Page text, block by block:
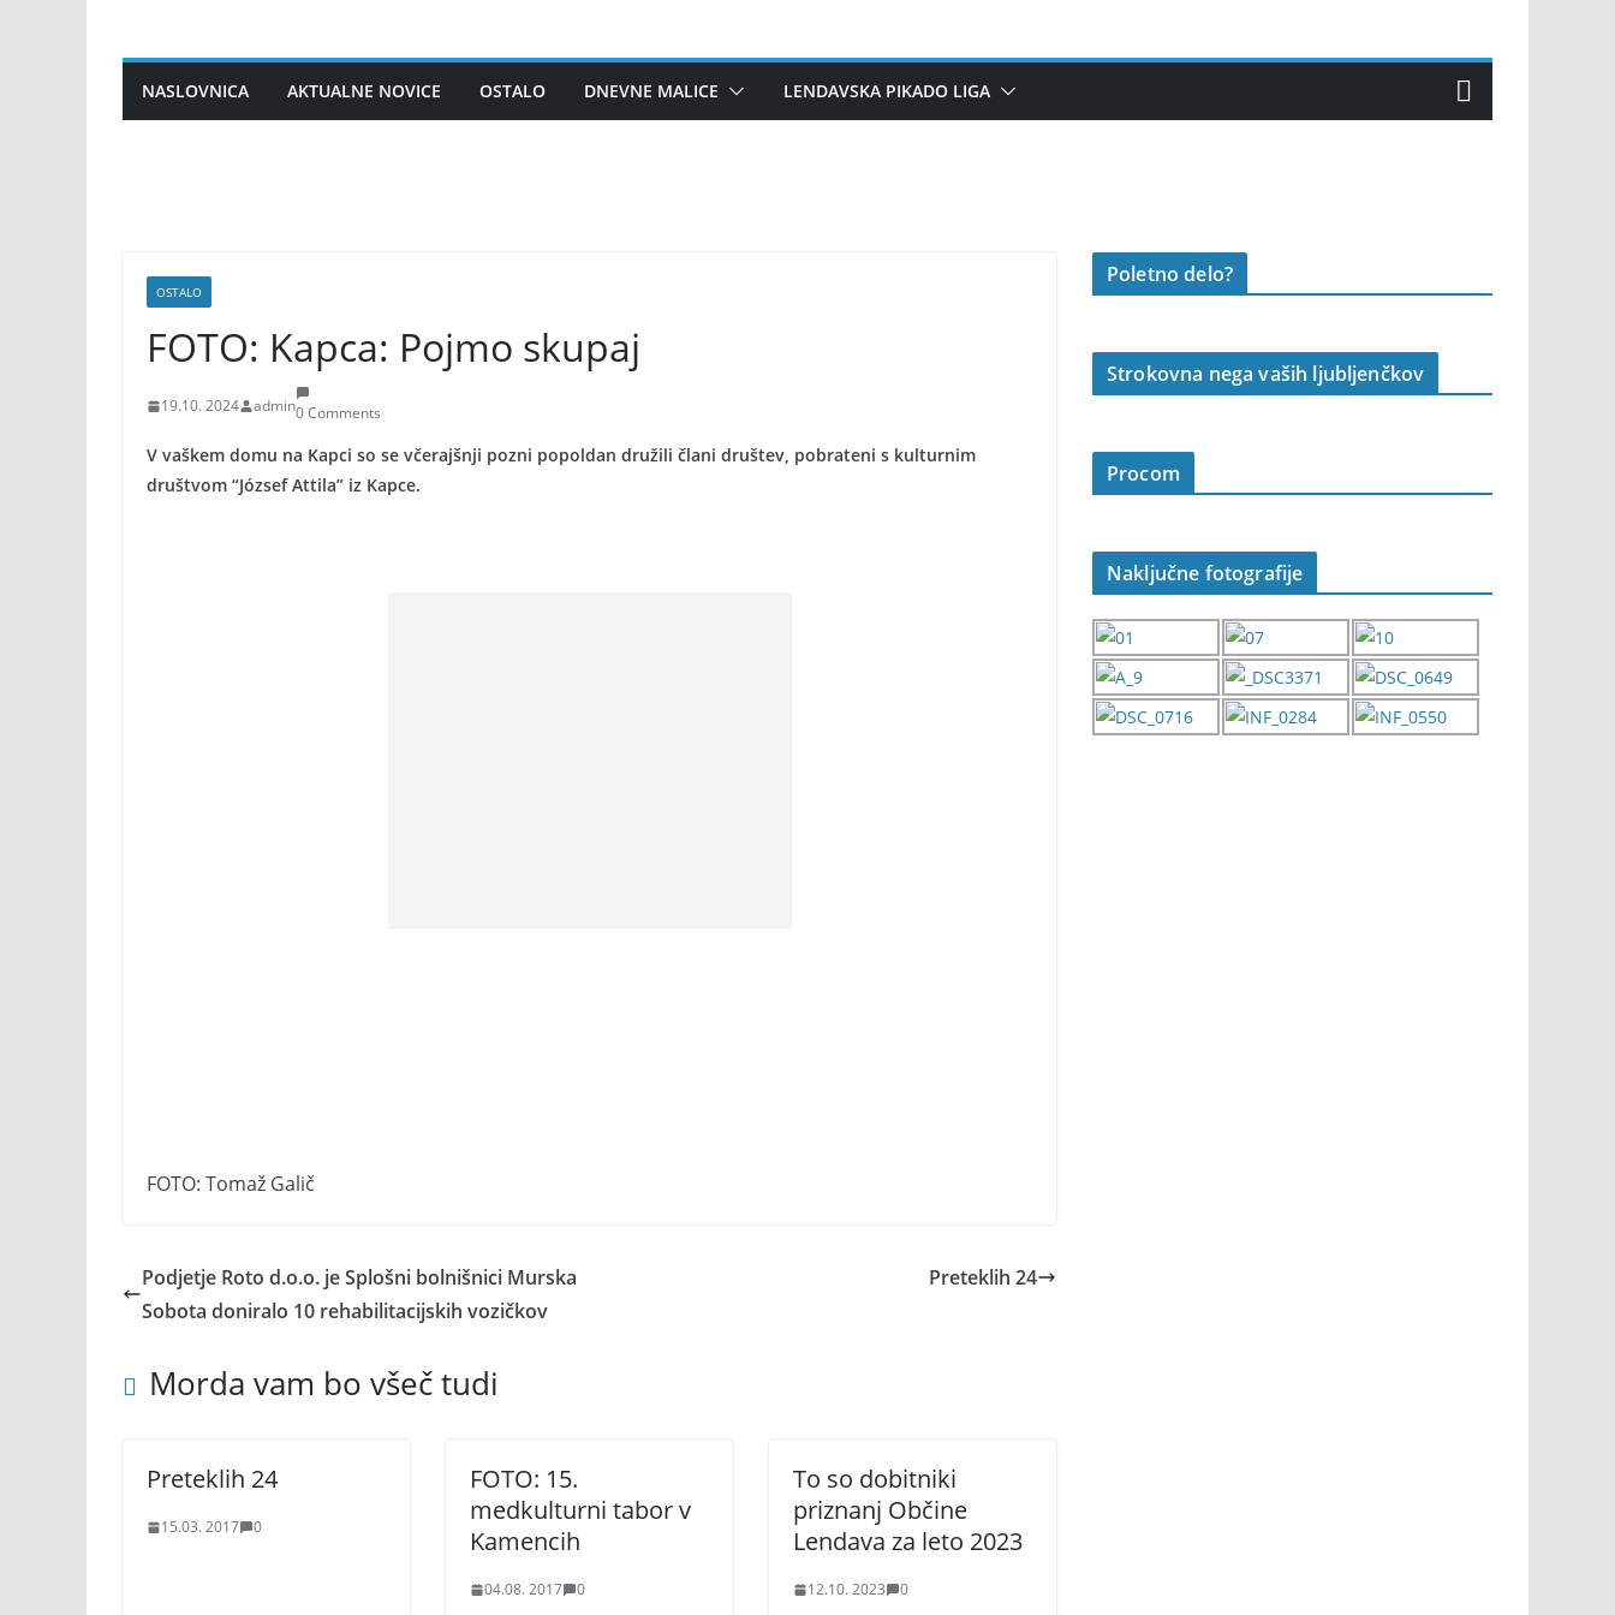
contentNASLOVNICA AKTUALNE NOVICE OSTALO DNEVNE MALICE LENDAVSKA PIKADO LIGA
OSTALO
FOTO: Kapca: Pojmo skupaj
19.10. 2024 admin0 Comments
V vaškem domu na Kapci so se včerajšnji pozni popoldan družili člani društev, pobrateni s kulturnim
društvom “József Attila” iz Kapce.
FOTO: Tomaž Galič
Podjetje Roto d.o.o. je Splošni bolnišnici Murska
Sobota doniralo 10 rehabilitacijskih vozičkov
Preteklih 24
Morda vam bo všeč tudi
Preteklih 24
15.03. 2017 0
FOTO: 15.
medkulturni tabor v
Kamencih
04.08. 2017 0
To so dobitniki
priznanj Občine
Lendava za leto 2023
12.10. 2023 0
Poletno delo?
Strokovna nega vaših ljubljenčkov
Procom
Naključne fotografije